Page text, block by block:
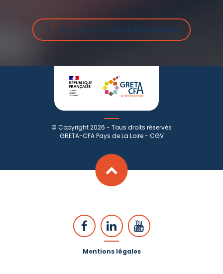
Retourner à la liste des articles
© Copyright 2026 - Tous droits réservés
GRETA-CFA Pays de La Loire - CGV
Mentions légales